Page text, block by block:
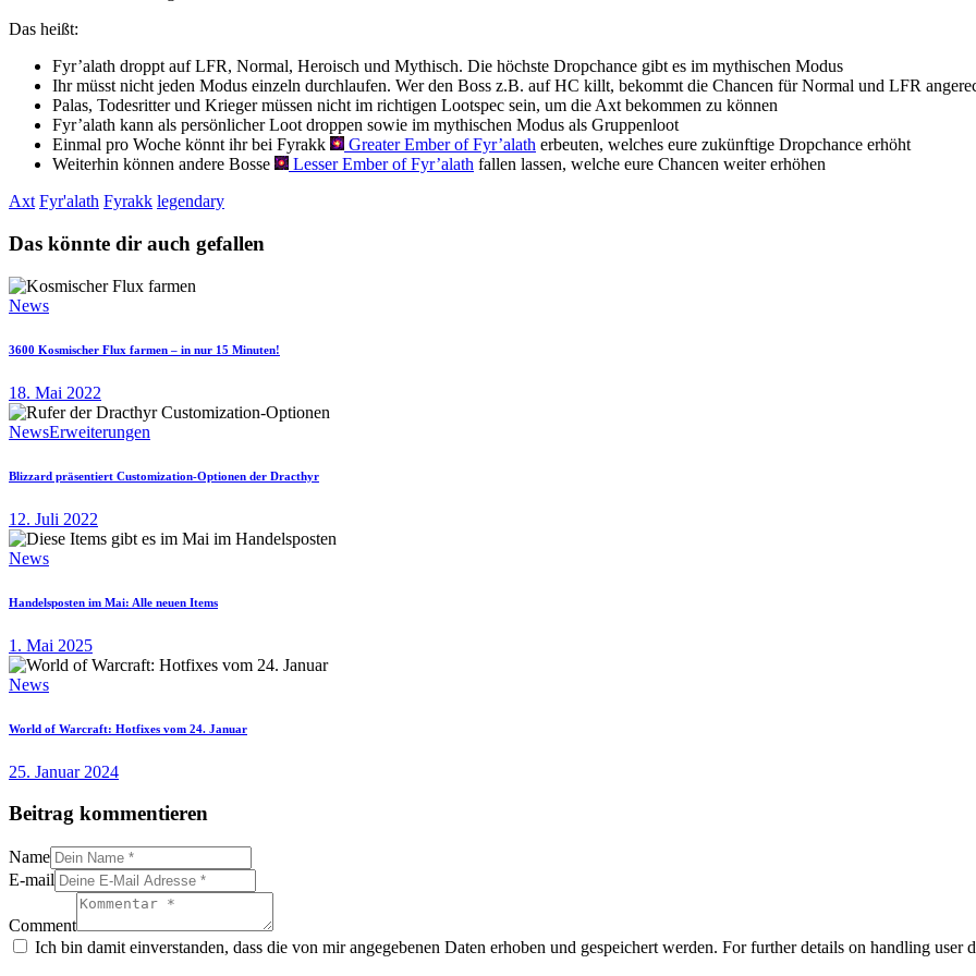
Das heißt:
Fyr’alath droppt auf LFR, Normal, Heroisch und Mythisch. Die höchste Dropchance gibt es im mythischen Modus
Ihr müsst nicht jeden Modus einzeln durchlaufen. Wer den Boss z.B. auf HC killt, bekommt die Chancen für Normal und LFR
Palas, Todesritter und Krieger müssen nicht im richtigen Lootspec sein, um die Axt bekommen zu können
Fyr’alath kann als persönlicher Loot droppen sowie im mythischen Modus als Gruppenloot
Einmal pro Woche könnt ihr bei Fyrakk
Greater Ember of Fyr’alath erbeuten, welches eure zukünftige Dropchance erhöht
Weiterhin können andere Bosse
Lesser Ember of Fyr’alath fallen lassen, welche eure Chancen weiter erhöhen
Axt Fyr'alath Fyrakk legendary
Das könnte dir auch gefallen
News
3600 Kosmischer Flux farmen – in nur 15 Minuten!
18. Mai 2022
NewsErweiterungen
Blizzard präsentiert Customization-Optionen der Dracthyr
12. Juli 2022
News
Handelsposten im Mai: Alle neuen Items
1. Mai 2025
News
World of Warcraft: Hotfixes vom 24. Januar
25. Januar 2024
Beitrag kommentieren
Name
E-mail
Comment
Ich bin damit einverstanden, dass die von mir angegebenen Daten erhoben und gespeichert werden. For further details on handling user